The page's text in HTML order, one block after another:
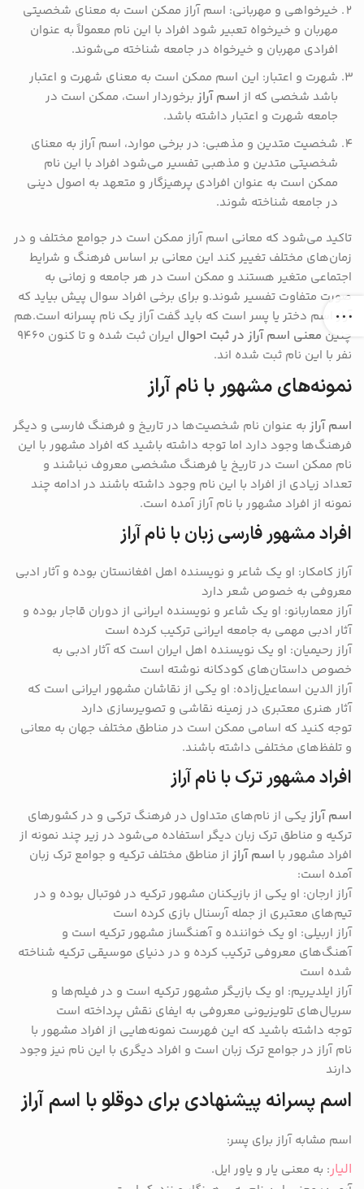
خیرخواهی و مهربانی: اسم آراز ممکن است به معنای شخصیتی
مهربان و خیرخواه تعبیر شود افراد با این نام معمولاً به عنوان
افرادی مهربان و خیرخواه در جامعه شناخته می‌شوند.
شهرت و اعتبار: این اسم ممکن است به معنای شهرت و اعتبار
باشد شخصی که از اسم آراز برخوردار است، ممکن است در
جامعه شهرت و اعتبار داشته باشد.
شخصیت متدین و مذهبی: در برخی موارد، اسم آراز به معنای
شخصیتی متدین و مذهبی تفسیر می‌شود افراد با این نام
ممکن است به عنوان افرادی پرهیزگار و متعهد به اصول دینی
در جامعه شناخته شوند.
تاکید می‌شود که معانی اسم آراز ممکن است در جوامع مختلف و در
زمان‌های مختلف تغییر کند این معانی بر اساس فرهنگ و شرایط
اجتماعی متغیر هستند و ممکن است در هر جامعه و زمانی به
صورت متفاوت تفسیر شوند.و برای برخی افراد سوال پیش بیاید که
آراز اسم دختر یا پسر است که باید گفت آراز یک نام پسرانه است.هم
چنین معنی اسم آراز در ثبت احوال
ایران ثبت شده و تا کنون ۹۴۶۰
نفر با این نام ثبت شده اند.
نمونه‌های مشهور با نام آراز
اسم آراز به عنوان نام شخصیت‌ها در تاریخ و فرهنگ فارسی و دیگر
فرهنگ‌ها وجود دارد اما توجه داشته باشید که افراد مشهور با این
نام ممکن است در تاریخ یا فرهنگ مشخصی معروف نباشند و
تعداد زیادی از افراد با این نام وجود داشته باشند در ادامه چند
نمونه از افراد مشهور با نام آراز آمده است.
افراد مشهور فارسی زبان با نام آراز
آراز کامکار: او یک شاعر و نویسنده اهل افغانستان بوده و آثار ادبی
معروفی به خصوص شعر دارد
آراز معماربانو: او یک شاعر و نویسنده ایرانی از دوران قاجار بوده و
آثار ادبی مهمی به جامعه ایرانی ترکیب کرده است
آراز رحیمیان: او یک نویسنده اهل ایران است که آثار ادبی به
خصوص داستان‌های کودکانه نوشته است
آراز الدین اسماعیل‌زاده: او یکی از نقاشان مشهور ایرانی است که
آثار هنری معتبری در زمینه نقاشی و تصویرسازی دارد
توجه کنید که اسامی ممکن است در مناطق مختلف جهان به معانی
و تلفظ‌های مختلفی داشته باشند.
افراد مشهور ترک با نام آراز
اسم آراز یکی از نام‌های متداول در فرهنگ ترکی و در کشور‌های
ترکیه و مناطق ترک زبان دیگر استفاده می‌شود در زیر چند نمونه از
افراد مشهور با اسم آراز از مناطق مختلف ترکیه و جوامع ترک زبان
آمده است:
آراز ارجان: او یکی از بازیکنان مشهور ترکیه در فوتبال بوده و در
تیم‌های معتبری از جمله آرسنال بازی کرده است
آراز اربیلی: او یک خواننده و آهنگساز مشهور ترکیه است و
آهنگ‌های معروفی ترکیب کرده و در دنیای موسیقی ترکیه شناخته
شده است
آراز ایلدیریم: او یک بازیگر مشهور ترکیه است و در فیلم‌ها و
سریال‌های تلویزیونی معروفی به ایفای نقش پرداخته است
توجه داشته باشید که این فهرست نمونه‌هایی از افراد مشهور با
نام آراز در جوامع ترک زبان است و افراد دیگری با این نام نیز وجود
دارند
اسم پسرانه پیشنهادی برای دوقلو با اسم آراز
اسم مشابه آراز برای پسر:
الیار: به معنی یار و یاور ایل.